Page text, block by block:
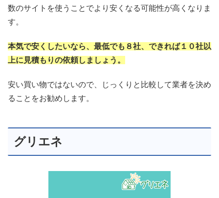
数のサイトを使うことでより安くなる可能性が高くなりま
す。
本気で安くしたいなら、最低でも８社、できれば１０社以
上に見積もりの依頼しましょう。
安い買い物ではないので、じっくりと比較して業者を決め
ることをお勧めします。
グリエネ